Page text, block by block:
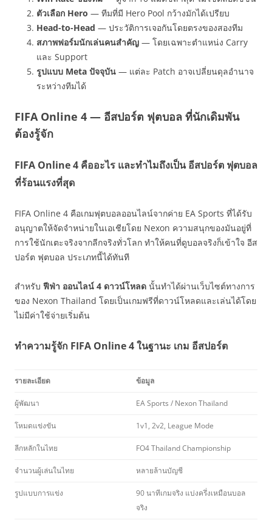
ตัวเลือก Hero — ทีมที่มี Hero Pool กว้างมักได้เปรียบ
Head-to-Head — ประวัติการเจอกันโดยตรงของสองทีม
สภาพฟอร์มนักเล่นคนสำคัญ — โดยเฉพาะตำแหน่ง Carry
และ Support
รูปแบบ Meta ปัจจุบัน — แต่ละ Patch อาจเปลี่ยนดุลอำนาจ
ระหว่างทีมได้
FIFA Online 4 — อีสปอร์ต ฟุตบอล ที่นักเดิมพัน
ต้องรู้จัก
FIFA Online 4 คืออะไร และทำไมถึงเป็น อีสปอร์ต ฟุตบอล
ที่ร้อนแรงที่สุด
FIFA Online 4 คือเกมฟุตบอลออนไลน์จากค่าย EA Sports ที่ได้รับ
อนุญาตให้จัดจำหน่ายในเอเชียโดย Nexon ความสนุกของมันอยู่ที่
การใช้นักเตะจริงจากลีกจริงทั่วโลก ทำให้คนที่ดูบอลจริงก็เข้าใจ อีส
ปอร์ต ฟุตบอล ประเภทนี้ได้ทันที
สำหรับ ฟีฟ่า ออนไลน์ 4 ดาวน์โหลด นั้นทำได้ผ่านเว็บไซต์ทางการ
ของ Nexon Thailand โดยเป็นเกมฟรีที่ดาวน์โหลดและเล่นได้โดย
ไม่มีค่าใช้จ่ายเริ่มต้น
ทำความรู้จัก FIFA Online 4 ในฐานะ เกม อีสปอร์ต
รายละเอียด ข้อมูล
ผู้พัฒนา EA Sports / Nexon Thailand
โหมดแข่งขัน 1v1, 2v2, League Mode
ลีกหลักในไทย FO4 Thailand Championship
จำนวนผู้เล่นในไทย หลายล้านบัญชี
รูปแบบการแข่ง
90 นาทีเกมจริง แบ่งครึ่งเหมือนบอล
จริง